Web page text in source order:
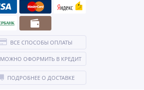
ВСЕ СПОСОБЫ ОПЛАТЫ
МОЖНО ОФОРМИТЬ В КРЕДИТ
ПОДРОБНЕЕ О ДОСТАВКЕ